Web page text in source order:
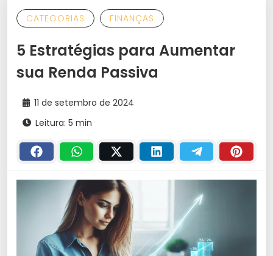
CATEGORIAS FINANÇAS
5 Estratégias para Aumentar
sua Renda Passiva
11 de setembro de 2024
Leitura: 5 min